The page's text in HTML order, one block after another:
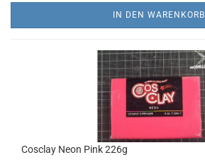
IN DEN WARENKORB
Cosclay Neon Pink 226g